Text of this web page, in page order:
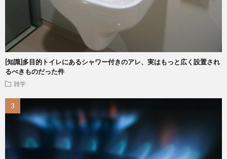
[知識]多目的トイレにあるシャワー付きのアレ、実はもっと広く設置され
るべきものだった件
雑学